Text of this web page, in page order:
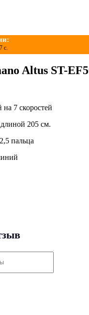
с.
Altus ST-
на 7 скоростей
205 см.
пальца